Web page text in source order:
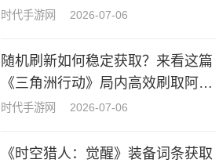
时代手游网 2026-07-06
随机刷新如何稳定获取？来看这篇
《三角洲行动》局内高效刷取阿萨
拉牌盒指南
时代手游网 2026-07-06
《时空猎人：觉醒》装备词条获取